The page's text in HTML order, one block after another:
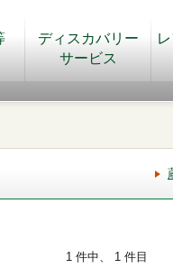
ディスカバリー
サービス
1 件中、 1 件目